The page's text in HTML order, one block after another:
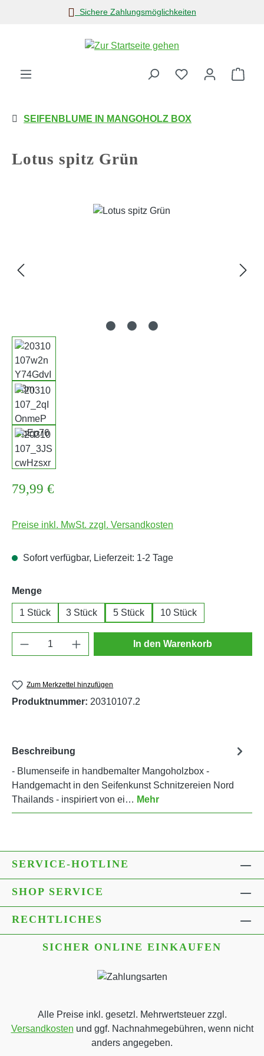
Zum Hauptinhalt springenSichere Zahlungsmöglichkeiten
SEIFENBLUME IN MANGOHOLZ BOX
Lotus spitz Grün
Bildergalerie überspringen
Regulärer Preis:
79,99 €
Preise inkl. MwSt. zzgl. Versandkosten
Sofort verfügbar, Lieferzeit: 1-2 Tage
Mengeauswählen
1 Stück 3 Stück 5 Stück 10 Stück
Produkt Anzahl: Gib den gewünschten
In den Warenkorb
Zum Merkzettel hinzufügen
Produktnummer: 20310107.2
Beschreibung
- Blumenseife in handbemalter Mangoholzbox -
Handgemacht in den Seifenkunst Schnitzereien Nord
Thailands - inspiriert von ei… Mehr
SERVICE-HOTLINE
SHOP SERVICE
RECHTLICHES
SICHER ONLINE EINKAUFEN
Alle Preise inkl. gesetzl. Mehrwertsteuer zzgl.
Versandkosten und ggf. Nachnahmegebühren, wenn nicht
anders angegeben.